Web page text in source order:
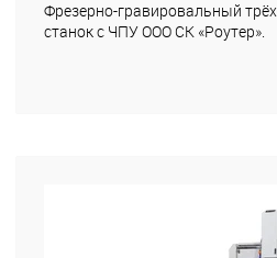
Фрезерно-гравировальный
станок с ЧПУ ООО СК «Роутер».